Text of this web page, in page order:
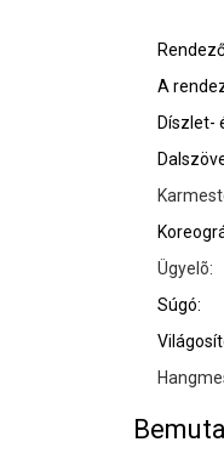
A
Díszlet-
Ügyelõ:
Súgó: